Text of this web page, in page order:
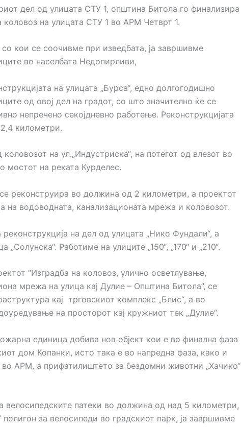
дел од улицата СТУ 1, општина Битола го финализира
коловоз на улицата СТУ 1 во АРМ Четврт 1.
кои се соочивме при изведбата, ја завршивме
во населбата Недопирливи,
на улицата „Бурса“, едно долгогодишно
од овој дел на градот, со што значително ќе се
непречено секојдневно работење. Реконструкцијата
километри.
на ул.„Индустриска“, на потегот од влезот во
мостот на реката Курделес.
реконструира во должина од 2 километри, а проектот
на водоводната, канализационата мрежа и коловозот.
на дел од улицата „Нико Фундали“, а
Работиме на улиците „150“, „170“ и „210“.
“Изградба на коловоз, улично осветлување,
мрежа на улица кај Дулие – Општина Битола”, се
кај трговскиот комплекс „Блис“, а во
на просторот кај кружниот тек „Дулие“.
единица добива нов објект кои е во финална фаза
дом Копанки, исто така е во напредна фаза, како и
во АРМ, а прифатилиштето за бездомни животни „Хачико“
велосипедските патеки во должина од над 5 километри,
за велосипеди во градскиот парк, ја завршивме